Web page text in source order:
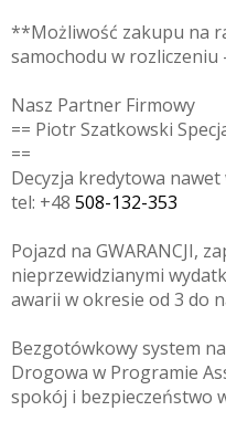
**Możliwość zakupu na
samochodu w rozliczeniu
Nasz Partner Firmowy
== Piotr Szatkowski
==
Decyzja kredytowa nawet
tel: +48 508-132-353
Pojazd na GWARANCJI,
nieprzewidzianymi
awarii w okresie od 3 do
Bezgotówkowy system
Drogowa w Programie
spokój i bezpieczeństwo